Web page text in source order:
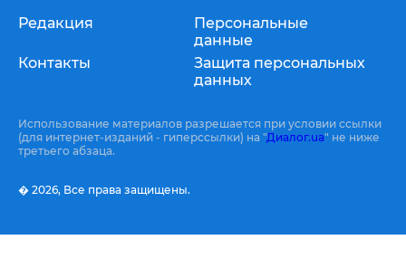
Редакция
Контакты
Персональные
данные
Защита персональных
данных
Использование материалов разрешается при условии ссылки
(для интернет-изданий - гиперссылки) на "Диалог.ua" не ниже
третьего абзаца.
� 2026, Все права защищены.